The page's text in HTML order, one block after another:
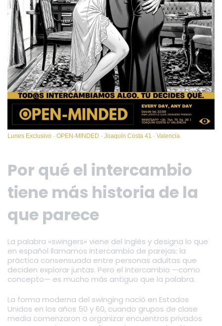
Lunes Exclusivo · OPEN-MINDED · Joaquín Costa 41 · Valencia
Por qué el intercambio
tiene más historia de la
que parece
La palabra «swingers» viene del inglés y designa lo que
en español llamamos intercambio de parejas: la
práctica consensuada entre personas adultas que
deciden explorar juntas. Pero el intercambio —como
concepto— es mucho más antiguo que la palabra.
La forma moderna del swinging nació en Estados
Unidos en los años 50 y 60, cuando grupos de clase
media comenzaron a organizar encuentros privados